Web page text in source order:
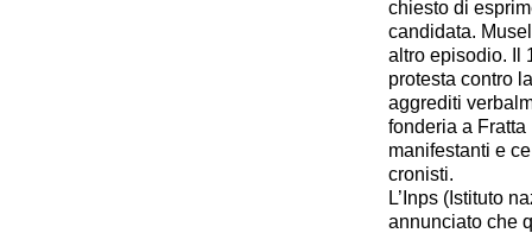
chiesto di
candidata.
altro episodio. Il
protesta contro
aggrediti
fonderia a
manifestanti e
cronisti.
L’Inps (Istituto
annunciato che